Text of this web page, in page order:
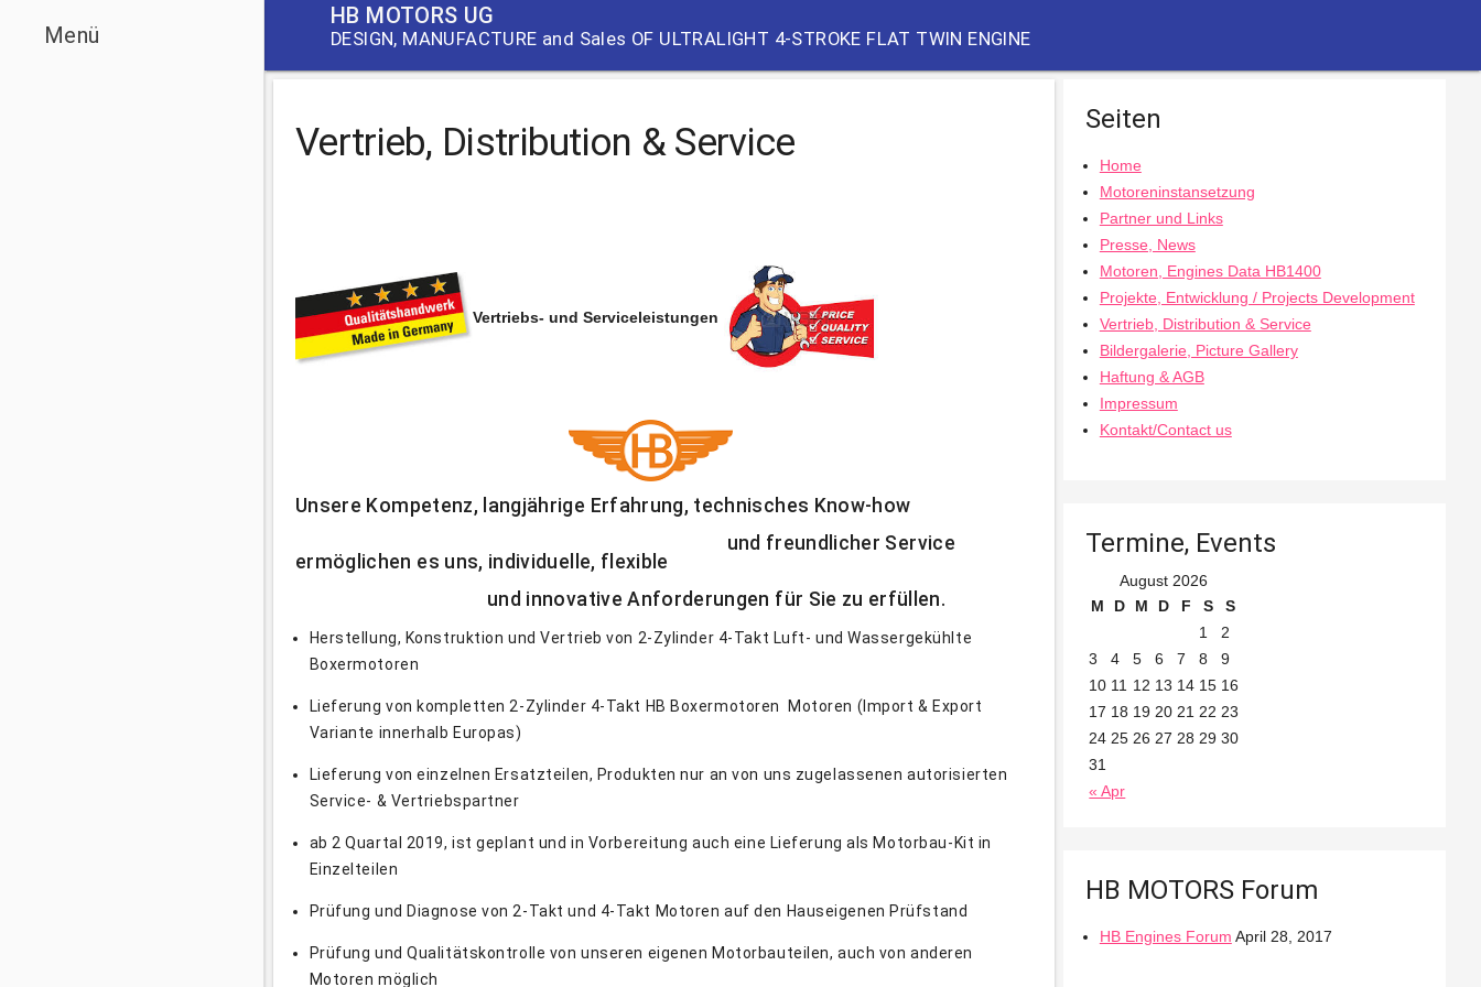
menu
HB MOTORS UG
DESIGN, MANUFACTURE and Sales OF ULTRALIGHT 4-STROKE FLAT TWIN ENGINE
Menü
Vertrieb, Distribution & Service
Vertriebs- und Serviceleistungen
Unsere Kompetenz, langjährige Erfahrung, technisches Know-how
und freundlicher Service
ermöglichen es uns, individuelle, flexible
und innovative Anforderungen für Sie zu erfüllen.
Herstellung, Konstruktion und Vertrieb von 2-Zylinder 4-Takt Luft- und Wassergekühlte
Boxermotoren
Lieferung von kompletten 2-Zylinder 4-Takt HB Boxermotoren Motoren (Import & Export
Variante innerhalb Europas)
Lieferung von einzelnen Ersatzteilen, Produkten nur an von uns zugelassenen autorisierten
Service- & Vertriebspartner
ab 2 Quartal 2019, ist geplant und in Vorbereitung auch eine Lieferung als Motorbau-Kit in
Einzelteilen
Prüfung und Diagnose von 2-Takt und 4-Takt Motoren auf den Hauseigenen Prüfstand
Prüfung und Qualitätskontrolle von unseren eigenen Motorbauteilen, auch von anderen
Motoren möglich
Seiten
Home
Motoreninstansetzung
Partner und Links
Presse, News
Motoren, Engines Data HB1400
Projekte, Entwicklung / Projects Development
Vertrieb, Distribution & Service
Bildergalerie, Picture Gallery
Haftung & AGB
Impressum
Kontakt/Contact us
Termine, Events
August 2026
M
D M D F S S
« Apr
1
2
3
4 5 6 7 8
9
10 11 12 13 14 15 16
17 18 19 20 21 22 23
24 25 26 27 28 29 30
31
HB MOTORS Forum
HB Engines Forum April 28, 2017